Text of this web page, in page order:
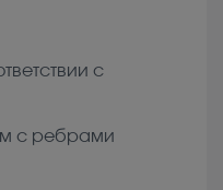
с
с ребрами